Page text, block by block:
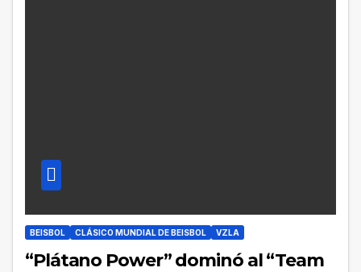
BEISBOL CLÁSICO MUNDIAL DE BEISBOL VZLA
“Plátano Power” dominó al “Team